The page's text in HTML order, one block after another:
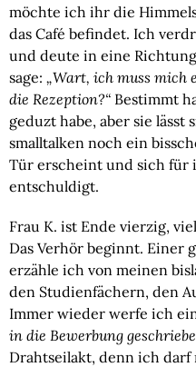
möchte ich ihr die
das Café befindet. Ich
und deute in eine
sage: „Wart, ich muss mich
die Rezeption?“ Bestimmt
geduzt habe, aber sie
smalltalken noch ein
Tür erscheint und sich für
entschuldigt.
Frau K. ist Ende vierzig,
Das Verhör beginnt. Einer
erzähle ich von meinen
den Studienfächern, den
Immer wieder werfe ich
in die Bewerbung
Drahtseilakt, denn ich